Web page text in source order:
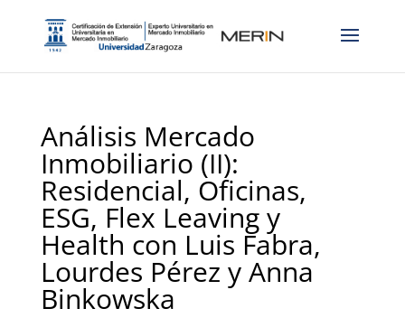
Análisis Mercado
Inmobiliario (II):
Residencial, Oficinas,
ESG, Flex Leaving y
Health con Luis Fabra,
Lourdes Pérez y Anna
Binkowska